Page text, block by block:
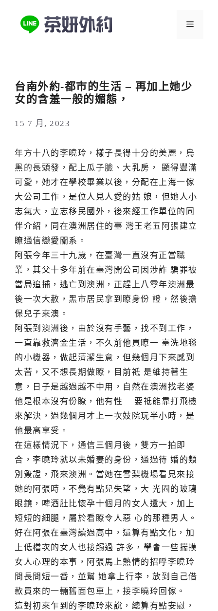
選
台南外約-都市的生活 – 再加上她少
女的含羞一般的媚態，
15 7 月, 2023
年方十八的李曉玲，樣子長得十分的美麗，烏
黑的長頭發，配上瓜子臉、大乳房， 顯得豐滿
可愛，她才在學校畢業以後，分配在上海一傢
大公司工作，是位人見人愛的姑 娘，但她人小
志氣大，立志移民國外，後來經工作單位的同
伴介紹，同在澳洲居住的臺 灣王老五阿張建立
瞭通信戀愛關系。
阿張今年三十九歲，在臺灣一直沒有正當職
業，其父十多年前在臺灣開公司因涉詐 騙罪被
當局追捕，逃亡到澳洲，正趕上八零年澳洲最
後一次大赦，黑市居民拿到瞭身份 證，然後擔
保兒子來澳。
阿張到澳洲後，由於沒有手藝，找不到工作，
一直靠救濟金生活，不久前他買瞭一 臺洗地毯
的小機器，做起清潔生意，但幾個月下來感到
太苦，又不想長期做瞭，目前祗 是維持著生
意，日子是越過越不中用，自然在澳洲找老婆
他是根本沒有份瞭，他有性 要祗能靠打飛機
來解決，過幾個月才上一次妓院玩半小時，是
他最高享受。
在這樣情況下，通信三個月後，雙方一拍即
合，李曉玲就以未婚妻的身份，通過待 婚的類
別簽證，飛來澳洲。當她在雪梨機場看見來接
她的阿張時，不覺有點兒失望，大 光圈的玻璃
眼鏡，啤酒肚比懷孕十個月的女人還大，加上
短短的細腿，屬於看瞭令人惡 心的那種男人。
好在阿張在臺灣讀過高中，還算有點文化，加
上低檔次的女人也接觸過 許多，學會一些揣摸
女人心理的本事，阿張馬上熱情的招呼李曉玲
問長問短一番，並幫 她拿上行李，放到自己借
款買來的一輛舊面包車上，接李曉玲回傢。
這對初來乍到的李曉玲來說，總算有點安慰，